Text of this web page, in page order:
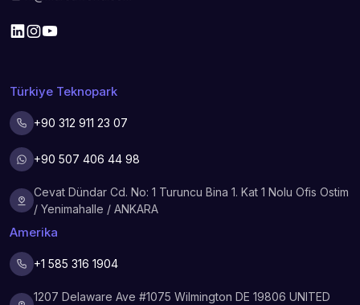
Türkiye Teknopark
+90 312 911 23 07
+90 507 406 44 98
Cevat Dündar Cd. No: 1 Turuncu Bina 1. Kat 1 Nolu Ofis Ostim
/ Yenimahalle / ANKARA
Amerika
+1 585 316 1904
1207 Delaware Ave #1075 Wilmington DE 19806 UNITED